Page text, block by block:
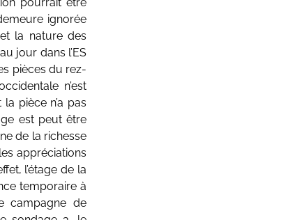
ignorée
la nature des
jour dans l’ES
pièces du rez-
n’est
pièce n’a pas
est peut être
de la richesse
appréciations
l’étage de la
temporaire à
campagne de